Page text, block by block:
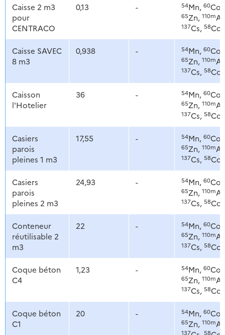
Caisse 2 m3
pour
CENTRACO
0,13 - 54Mn, 60Co,
65Zn, 110m
137Cs, 58Co
Caisse SAVEC
8 m3
0,938 - 54Mn, 60Co,
65Zn, 110m
137Cs, 58Co
Caisson
l'Hotelier
36 - 54Mn, 60Co,
65Zn, 110m
137Cs, 58Co
Casiers
parois
pleines 1 m3
17,55 - 54Mn, 60Co,
65Zn, 110m
137Cs, 58Co
Casiers
parois
pleines 2 m3
24,93 - 54Mn, 60Co,
65Zn, 110m
137Cs, 58Co
Conteneur
réutilisable 2
m3
22 - 54Mn, 60Co,
65Zn, 110m
137Cs, 58Co
Coque béton
C4
1,23 - 54Mn, 60Co,
65Zn, 110m
137Cs, 58Co
Coque béton
C1
20 - 54Mn, 60Co,
65Zn, 110m
137 58